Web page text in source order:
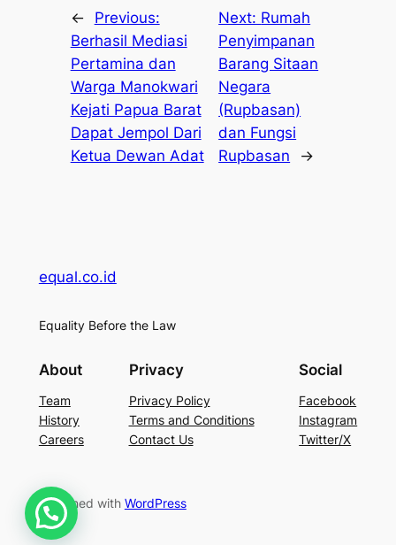
←
Previous:
Berhasil Mediasi
Pertamina dan
Warga Manokwari
Kejati Papua Barat
Dapat Jempol Dari
Ketua Dewan Adat
Next: Rumah
Penyimpanan
Barang Sitaan
Negara
(Rupbasan)
dan Fungsi
Rupbasan
→
equal.co.id
Equality Before the Law
About
Team
History
Careers
Privacy
Privacy Policy
Terms and Conditions
Contact Us
Social
Facebook
Instagram
Twitter/X
Designed with WordPress